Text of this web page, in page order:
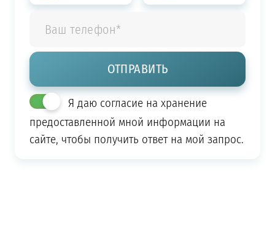
Я даю согласие на хранение
предоставленной мной информации на
сайте, чтобы получить ответ на мой запрос.